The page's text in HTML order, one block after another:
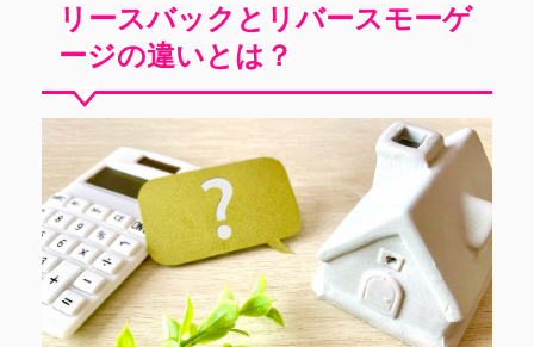
リースバックとリバースモーゲ
ージの違いとは？